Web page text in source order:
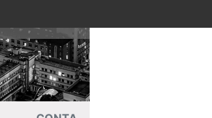
88 35 35 36